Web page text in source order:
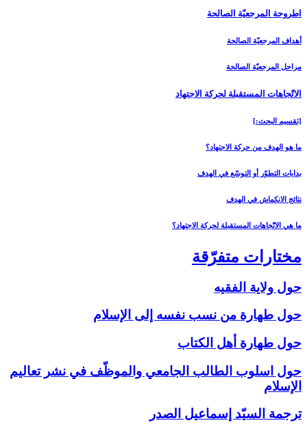
اطروحة المرجعيّة الصالحة
أهداف المرجعيّة الصالحة
مراحل المرجعيّة الصالحة
الاتّجاهات المستقبلة لحركة الاجتهاد
[تقسيم البحث:]
ما هو الهدف من حركة الاجتهاد؟
بدايات التطوّر أو التوسّع في الهدف
نتائج الانكماش في الهدف
ما هي الاتّجاهات المستقبلة لحركة الاجتهاد؟
مختارات متفرّقة
حول ولاية الفقيه
حول طهارة من نسب نفسه إلى الإسلام‏
حول طهارة أهل الكتاب‏
حول اسلوب الطالب الجامعي والموظّف في نشر تعاليم
الإسلام‏
ترجمة السيّد إسماعيل الصدر